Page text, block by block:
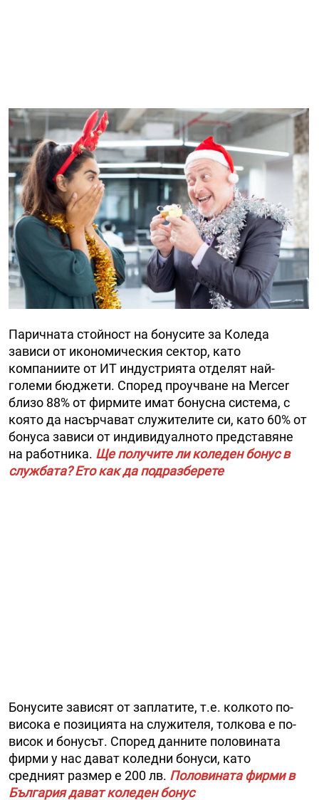
Паричната стойност на бонусите за Коледа
зависи от икономическия сектор, като
компаниите от ИТ индустрията отделят най-
големи бюджети. Според проучване на Mercer
близо 88% от фирмите имат бонусна система, с
която да насърчават служителите си, като 60% от
бонуса зависи от индивидуалното представяне
на работника. Ще получите ли коледен бонус в
службата? Ето как да подразберете
Бонусите зависят от заплатите, т.е. колкото по-
висока е позицията на служителя, толкова е по-
висок и бонусът. Според данните половината
фирми у нас дават коледни бонуси, като
средният размер е 200 лв. Половината фирми в
България дават коледен бонус